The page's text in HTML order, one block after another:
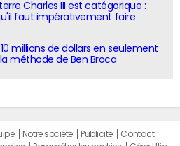
Charles III est catégorique :
faut impérativement faire
millions de dollars en seulement
méthode de Ben Broca
Notre société Publicité
Contact